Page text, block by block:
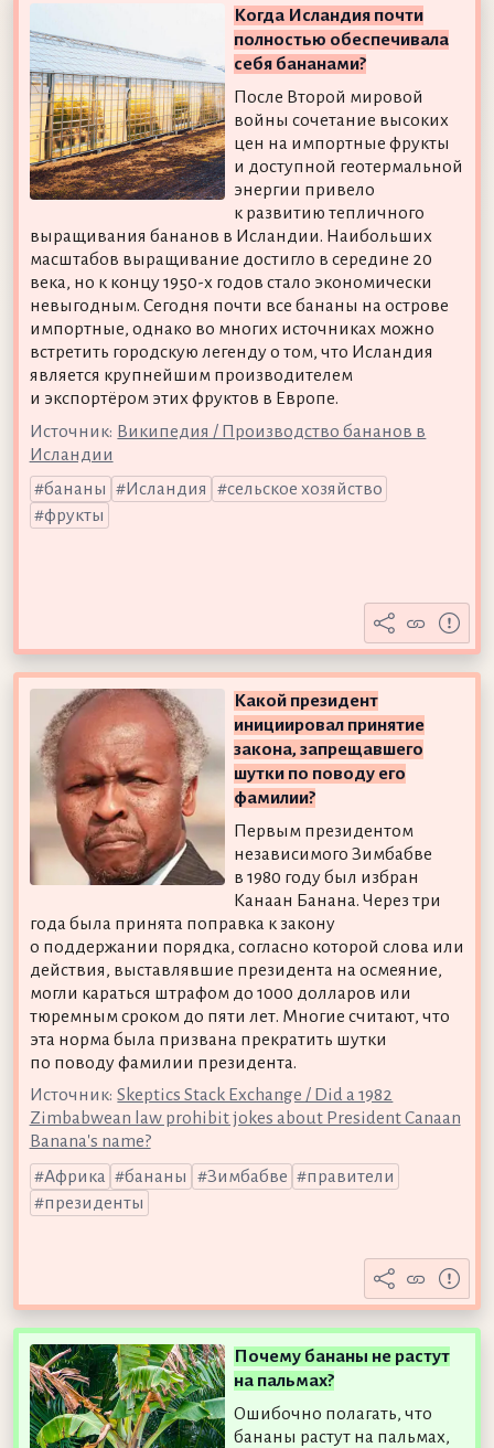
Когда Исландия почти
полностью обеспечивала
себя бананами?
После Второй мировой
войны сочетание высоких
цен на импортные фрукты
и доступной геотермальной
энергии привело
к развитию тепличного
выращивания бананов в Исландии. Наибольших
масштабов выращивание достигло в середине 20
века, но к концу 1950-х годов стало экономически
невыгодным. Сегодня почти все бананы на острове
импортные, однако во многих источниках можно
встретить городскую легенду о том, что Исландия
является крупнейшим производителем
и экспортёром этих фруктов в Европе.
Источник: Википедия / Производство бананов в
Исландии
бананы
Исландия
сельское хозяйство
фрукты
Какой президент
инициировал принятие
закона, запрещавшего
шутки по поводу его
фамилии?
Первым президентом
независимого Зимбабве
в 1980 году был избран
Канаан Банана. Через три
года была принята поправка к закону
о поддержании порядка, согласно которой слова или
действия, выставлявшие президента на осмеяние,
могли караться штрафом до 1000 долларов или
тюремным сроком до пяти лет. Многие считают, что
эта норма была призвана прекратить шутки
по поводу фамилии президента.
Источник: Skeptics Stack Exchange / Did a 1982
Zimbabwean law prohibit jokes about President Canaan
Banana's name?
Африка
бананы Зимбабве
правители
президенты
Почему бананы не растут
на пальмах?
Ошибочно полагать, что
бананы растут на пальмах,